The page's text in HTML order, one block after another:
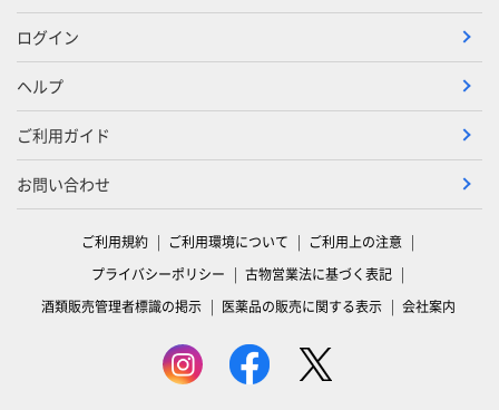
ログイン
ヘルプ
ご利用ガイド
お問い合わせ
ご利用規約 ご利用環境について
ご利用上の注意
プライバシーポリシー
古物営業法に基づく表記
酒類販売管理者標識の掲示
医薬品の販売に関する表示 会社案内